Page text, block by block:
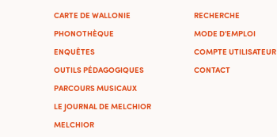
CARTE DE WALLONIE
PHONOTHÈQUE
ENQUÊTES
OUTILS PÉDAGOGIQUES
PARCOURS MUSICAUX
LE JOURNAL DE MELCHIOR
MELCHIOR
RECHERCHE
MODE D'EMPLOI
COMPTE UTILISATEUR
CONTACT